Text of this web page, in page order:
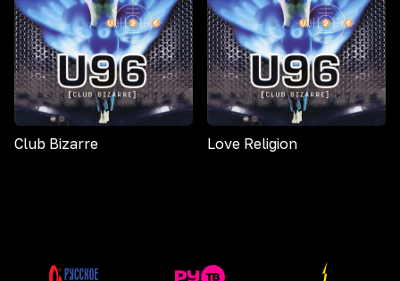
Club Bizarre Love Religion